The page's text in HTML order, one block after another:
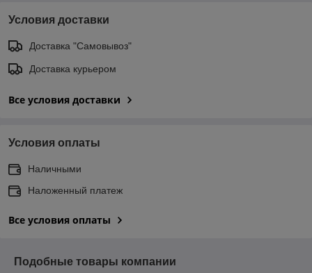
Условия доставки
Доставка "Самовывоз"
Доставка курьером
Все условия доставки
Условия оплаты
Наличными
Наложенный платеж
Все условия оплаты
Подобные товары компании